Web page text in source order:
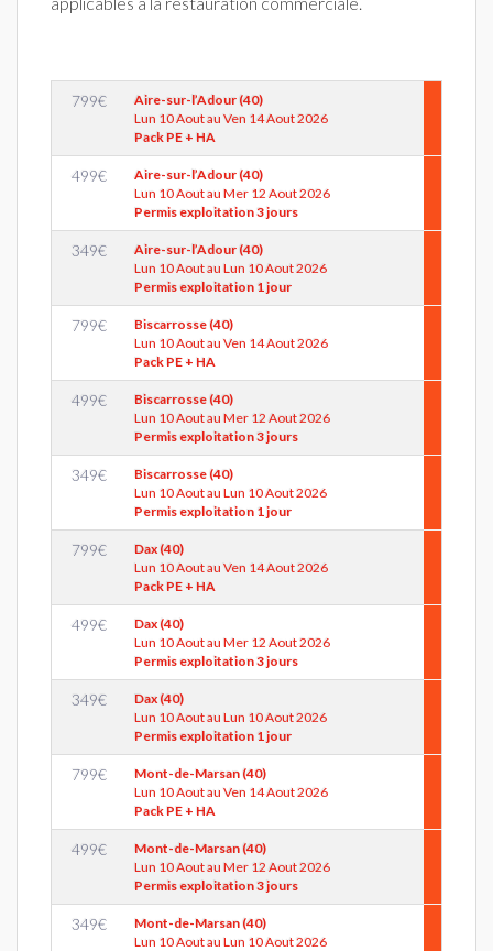
799€
Aire-sur-l’Adour (40)
Lun 10 Aout au Ven 14 Aout 2026
Pack PE + HA
499€
Aire-sur-l’Adour (40)
Lun 10 Aout au Mer 12 Aout 2026
Permis exploitation 3 jours
349€
Aire-sur-l’Adour (40)
Lun 10 Aout au Lun 10 Aout 2026
Permis exploitation 1 jour
799€
Biscarrosse (40)
Lun 10 Aout au Ven 14 Aout 2026
Pack PE + HA
499€
Biscarrosse (40)
Lun 10 Aout au Mer 12 Aout 2026
Permis exploitation 3 jours
349€
Biscarrosse (40)
Lun 10 Aout au Lun 10 Aout 2026
Permis exploitation 1 jour
799€
Dax (40)
Lun 10 Aout au Ven 14 Aout 2026
Pack PE + HA
499€
Dax (40)
Lun 10 Aout au Mer 12 Aout 2026
Permis exploitation 3 jours
349€
Dax (40)
Lun 10 Aout au Lun 10 Aout 2026
Permis exploitation 1 jour
799€
Mont-de-Marsan (40)
Lun 10 Aout au Ven 14 Aout 2026
Pack PE + HA
499€
Mont-de-Marsan (40)
Lun 10 Aout au Mer 12 Aout 2026
Permis exploitation 3 jours
349€
Mont-de-Marsan (40)
Lun 10 Aout au Lun 10 Aout 2026